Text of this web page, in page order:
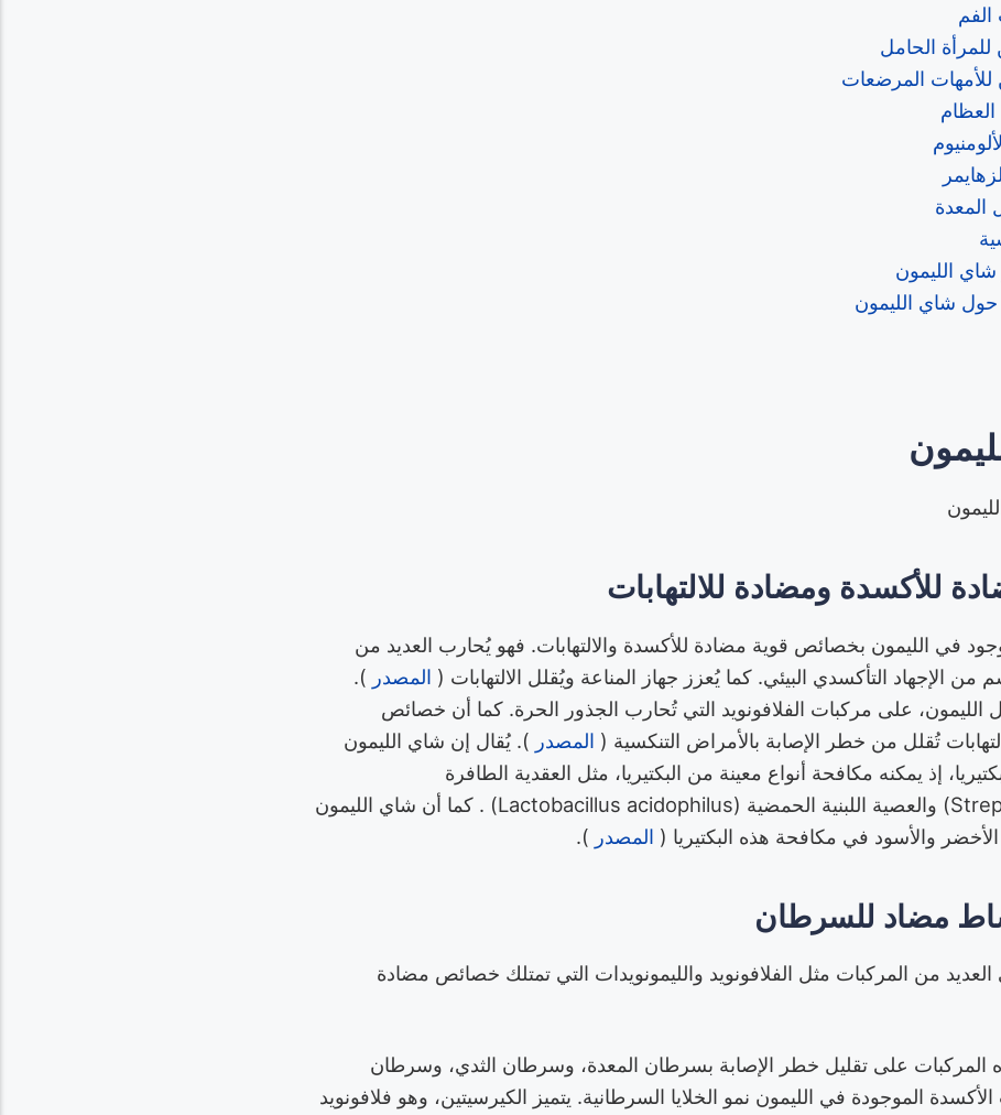
الحامل
للأمهات المرضعات
المعدة
الليمون
حول شاي الليمون
للأكسدة ومضادة للالتهابات
في الليمون بخصائص قوية مضادة للأكسدة والالتهابات. فهو يُحارب العديد من
من الإجهاد التأكسدي البيئي. كما يُعزز جهاز المناعة ويُقلل الالتهابات ( المصدر ).
على مركبات الفلافونويد التي تُحارب الجذور الحرة. كما أن خصائص
تُقلل من خطر الإصابة بالأمراض التنكسية ( المصدر ). يُقال إن شاي الليمون
إذ يمكنه مكافحة أنواع معينة من البكتيريا، مثل العقدية الطافرة
(Streptococcus mutans) والعصية اللبنية الحمضية (Lactobacillus acidophilus) . كما أن شاي الليمون
والأسود في مكافحة هذه البكتيريا ( المصدر ).
مضاد للسرطان
من المركبات مثل الفلافونويد والليمونويدات التي تمتلك خصائص مضادة
المركبات على تقليل خطر الإصابة بسرطان المعدة، وسرطان الثدي، وسرطان
الموجودة في الليمون نمو الخلايا السرطانية. يتميز الكيرسيتين، وهو فلافونويد